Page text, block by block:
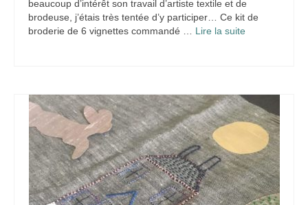
beaucoup d’intérêt son travail d’artiste textile et de
brodeuse, j’étais très tentée d’y participer… Ce kit de
broderie de 6 vignettes commandé … Lire la suite­­